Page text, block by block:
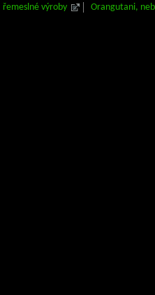
řemeslné výroby
Orangutani,